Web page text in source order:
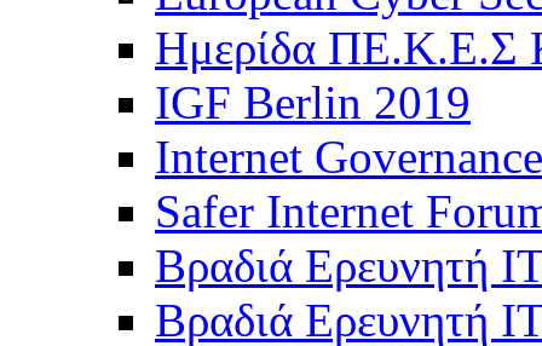
Hμερίδα ΠΕ.Κ.Ε.Σ
IGF Berlin 2019
Internet
Safer Internet
Βραδιά Ερευνητή
Βραδιά Ερευνητή